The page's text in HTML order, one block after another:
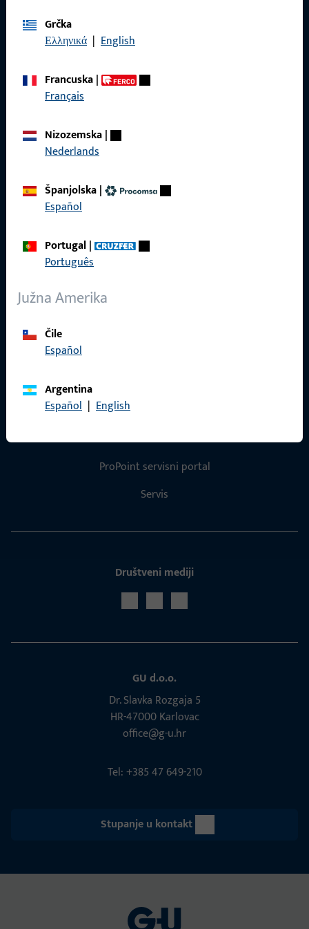
Grčka
Ελληνικά | English
Francuska|
Français
Nizozemska|
Nederlands
Španjolska|
Español
Portugal|
Português
Južna Amerika
Čile
Español
Argentina
Español | English
Pravne informacije
Zaštita podataka
Brzi pristup
O nama
Uskočiti u kontakt
ProPoint servisni portal
Servis
Društveni mediji
GU d.o.o.
Dr. Slavka Rozgaja 5
HR-47000 Karlovac
office@g-u.hr
Tel: +385 47 649-210
Stupanje u kontakt